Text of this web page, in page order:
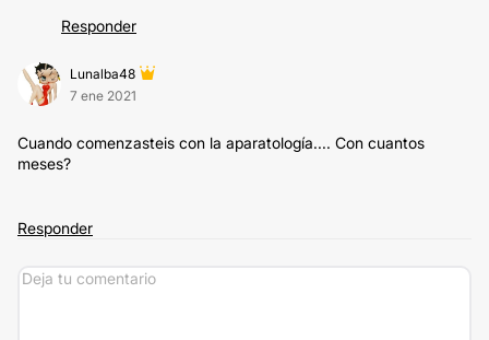
Responder
Lunalba48
7 ene 2021
Cuando comenzasteis con la aparatología.... Con cuantos
meses?
Responder